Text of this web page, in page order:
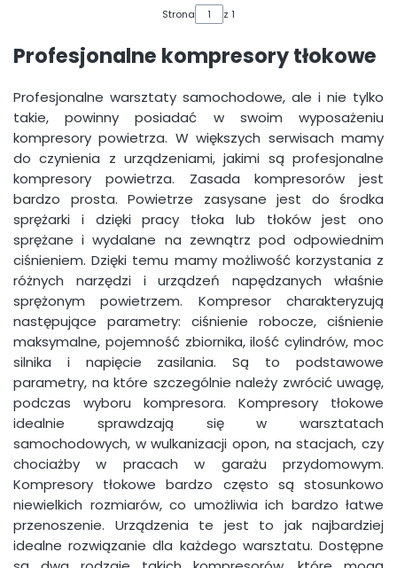
Strona z 1
Profesjonalne kompresory tłokowe
Profesjonalne warsztaty samochodowe, ale i nie tylko
takie, powinny posiadać w swoim wyposażeniu
kompresory powietrza. W większych serwisach mamy
do czynienia z urządzeniami, jakimi są profesjonalne
kompresory powietrza. Zasada kompresorów jest
bardzo prosta. Powietrze zasysane jest do środka
sprężarki i dzięki pracy tłoka lub tłoków jest ono
sprężane i wydalane na zewnątrz pod odpowiednim
ciśnieniem. Dzięki temu mamy możliwość korzystania z
różnych narzędzi i urządzeń napędzanych właśnie
sprężonym powietrzem. Kompresor charakteryzują
następujące parametry: ciśnienie robocze, ciśnienie
maksymalne, pojemność zbiornika, ilość cylindrów, moc
silnika i napięcie zasilania. Są to podstawowe
parametry, na które szczególnie należy zwrócić uwagę,
podczas wyboru kompresora. Kompresory tłokowe
idealnie sprawdzają się w warsztatach
samochodowych, w wulkanizacji opon, na stacjach, czy
chociażby w pracach w garażu przydomowym.
Kompresory tłokowe bardzo często są stosunkowo
niewielkich rozmiarów, co umożliwia ich bardzo łatwe
przenoszenie. Urządzenia te jest to jak najbardziej
idealne rozwiązanie dla każdego warsztatu. Dostępne